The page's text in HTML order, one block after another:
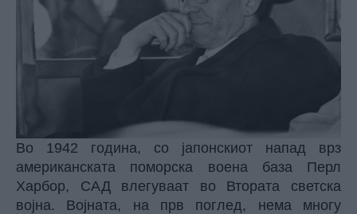
Во 1942 година, со јапонскиот напад врз
американската поморска воена база Перл
Харбор, САД влегуваат во Втората светска
војна. Војната, на прв поглед, нема многу